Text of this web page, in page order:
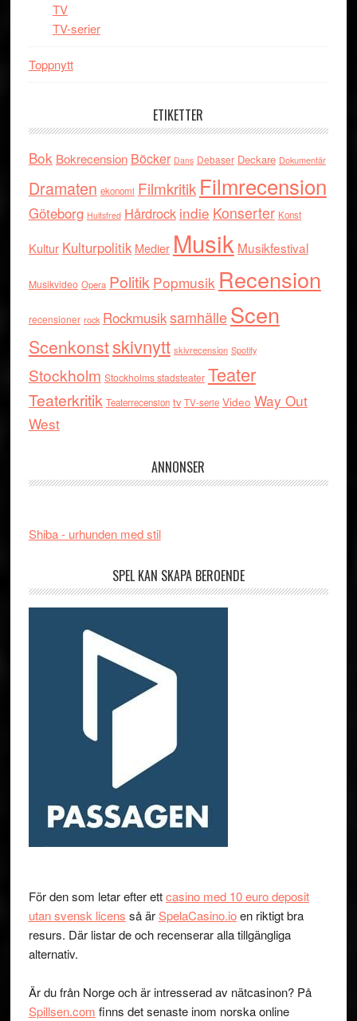
TV
TV-serier
Toppnytt
ETIKETTER
Bok Bokrecension Böcker Dans Debaser Deckare Dokumentär
Dramaten ekonomi Filmkritik Filmrecension
Göteborg Hultsfred Hårdrock indie Konserter Konst
Kultur Kulturpolitik Medier Musik Musikfestival
Musikvideo Opera Politik Popmusik Recension
recensioner rock RockmusiksamhälleScen
Scenkonstskivnytt skivrecension Spotify
Stockholm Stockholms stadsteater Teater
Teaterkritik Teaterrecension tv TV-serie Video Way Out
West
ANNONSER
Shiba - urhunden med stil
SPEL KAN SKAPA BEROENDE
För den som letar efter ettcasino med 10 euro deposit
utan svensk licens så ärSpelaCasino.ioen riktigt bra
resurs. Där listar de och recenserar alla tillgängliga
alternativ.
Är du från Norge och är intresserad av nätcasinon? På
Spillsen.com finns det senaste inom norska online